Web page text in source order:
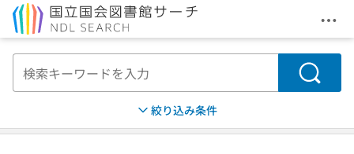
メ
検索
絞り込み条件